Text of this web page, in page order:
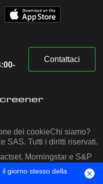
Contattaci
dei cookieChi siamo?
SAS. Tutti i diritti riservati.
Morningstar e S&P
giorno stesso della